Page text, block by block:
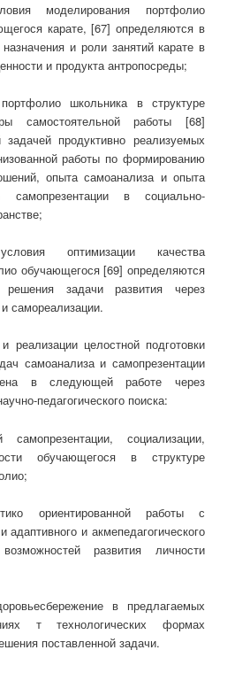
моделирования портфолио
карате, [67] определяются в
и роли занятий карате в
и продукта антропосреды;
школьника в структуре
самостоятельной работы [68]
задачей продуктивно реализуемых
работы по формированию
опыта самоанализа и опыта
самопрезентации в социально-
оптимизации качества
обучающегося [69] определяются
задачи развития через
самореализации.
реализации целостной подготовки
самоанализа и самопрезентации
в следующей работе через
педагогического поиска:
социализации,
обучающегося в структуре
ориентированной работы с
и акмепедагогического
развития личности
в предлагаемых
т технологических формах
поставленной задачи.